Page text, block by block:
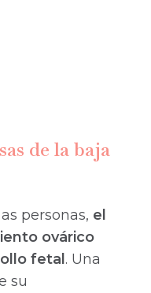
de la baja
personas, el
ovárico
fetal . Una
su